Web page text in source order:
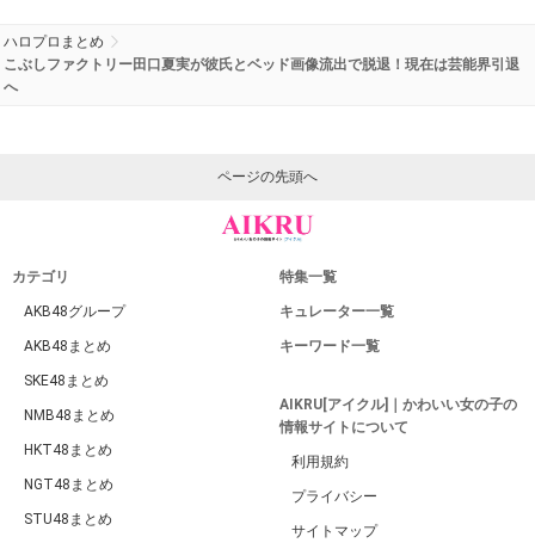
ハロプロまとめ
こぶしファクトリー田口夏実が彼氏とベッド画像流出で脱退！現在は芸能界引退
へ
ページの先頭へ
カテゴリ
AKB48グループ
AKB48まとめ
SKE48まとめ
NMB48まとめ
HKT48まとめ
NGT48まとめ
STU48まとめ
特集一覧
キュレーター一覧
キーワード一覧
AIKRU[アイクル]｜かわいい女の子の
情報サイトについて
利用規約
プライバシー
サイトマップ